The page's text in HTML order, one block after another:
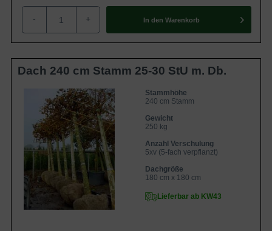
- + In den Warenkorb
Dach 240 cm Stamm 25-30 StU m. Db.
Stammhöhe
240 cm Stamm
Gewicht
250 kg
Anzahl Verschulung
5xv (5-fach verpflanzt)
Dachgröße
180 cm x 180 cm
Lieferbar ab KW43